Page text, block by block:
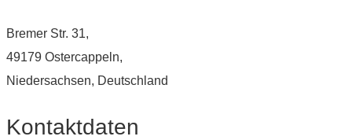
Bremer Str. 31,
49179 Ostercappeln,
Niedersachsen, Deutschland
Kontaktdaten